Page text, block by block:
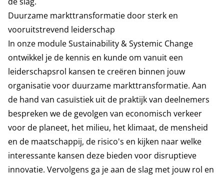
Duurzame markttransformatie door sterk en
vooruitstrevend leiderschap
In onze module Sustainability & Systemic Change
ontwikkel je de kennis en kunde om vanuit een
leiderschapsrol kansen te creëren binnen jouw
organisatie voor duurzame markttransformatie. Aan
de hand van casuïstiek uit de praktijk van deelnemers
bespreken we de gevolgen van economisch verkeer
voor de planeet, het milieu, het klimaat, de mensheid
en de maatschappij, de risico's en kijken naar welke
interessante kansen deze bieden voor disruptieve
innovatie. Vervolgens ga je aan de slag met jouw rol en